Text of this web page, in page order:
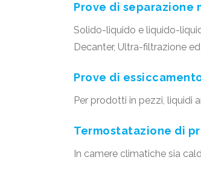
Prove di separazione
Solido-liquido e liquido-
Decanter, Ultra-filtrazione
Prove di
Per prodotti in pezzi, liquidi
Termostatazione di
In camere climatiche sia